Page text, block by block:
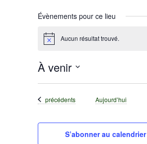
Évènements pour ce lieu
NoticeAucun résultat trouvé.
À venir
Sélectionnez
date.
Évènements
précédents Aujourd’hui
S’abonner au calendrier